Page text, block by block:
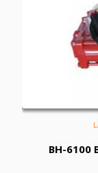
BH-6100